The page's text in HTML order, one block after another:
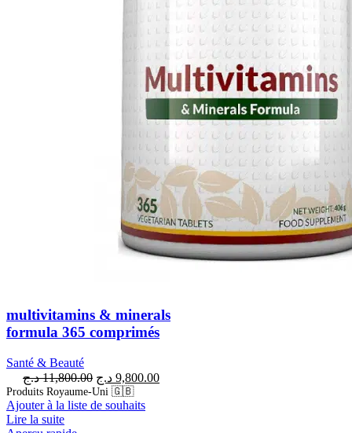
multivitamins & minerals
formula 365 comprimés
Santé & Beauté
11,800.00 د.ج 9,800.00 د.ج
Produits Royaume-Uni 🇬🇧
Ajouter à la liste de souhaits
Lire la suite